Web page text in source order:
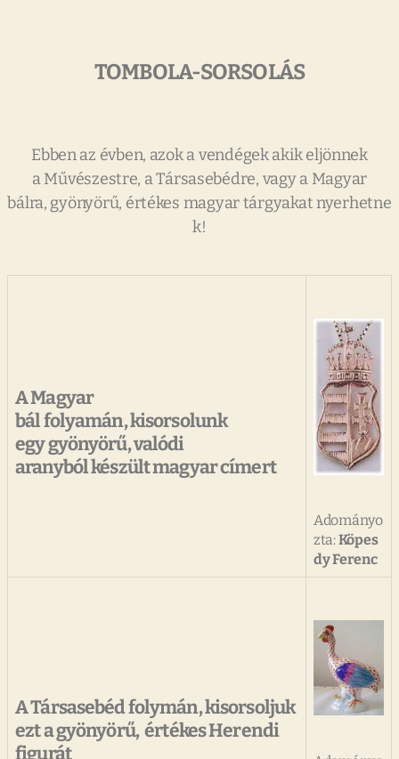
TOMBOLA-SORSOLÁS
Ebben az évben, azok a vendégek akik eljönnek
a Művészestre, a Társasebédre, vagy a Magyar
bálra, gyönyörű, értékes magyar tárgyakat nyerhetne
k!
A Magyar
bál folyamán, kisorsolunk
egy gyönyörű, valódi
aranyból készült magyar címert
Adományo
zta:Köpes
dy Ferenc
A Társasebéd folymán, kisorsoljuk
ezt a gyönyörű, értékes Herendi
figurát